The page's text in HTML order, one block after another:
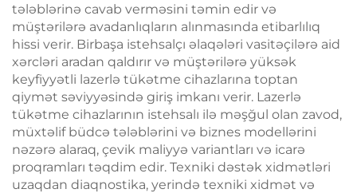
tələblərinə cavab verməsini təmin edir və
müştərilərə avadanlıqların alınmasında etibarlılıq
hissi verir. Birbaşa istehsalçı əlaqələri vasitəçilərə aid
xərcləri aradan qaldırır və müştərilərə yüksək
keyfiyyətli lazerlə tükətme cihazlarına toptan
qiymət səviyyəsində giriş imkanı verir. Lazerlə
tükətme cihazlarının istehsalı ilə məşğul olan zavod,
müxtəlif büdcə tələblərini və biznes modellərini
nəzərə alaraq, çevik maliyyə variantları və icarə
proqramları təqdim edir. Texniki dəstək xidmətləri
uzaqdan diaqnostika, yerində texniki xidmət və